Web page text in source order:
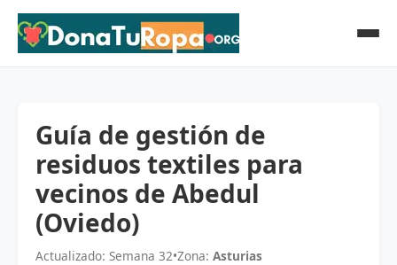
Guía de gestión de
residuos textiles para
vecinos de Abedul
(Oviedo)
Actualizado: Semana 32•Zona: Asturias